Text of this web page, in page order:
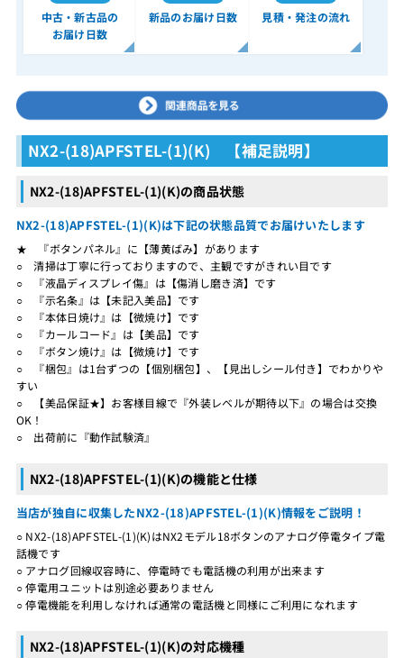
中古・新古品の
お届け日数
新品のお届け日数 見積・発注の流れ
NX2-(18)APFSTEL-(1)(K) 【補足説明】
NX2-(18)APFSTEL-(1)(K)の商品状態
NX2-(18)APFSTEL-(1)(K)は下記の状態品質でお届けいたします
★ 『ボタンパネル』に【薄黄ばみ】があります
○ 清掃は丁寧に行っておりますので、主観ですがきれい目です
○ 『液晶ディスプレイ傷』は【傷消し磨き済】です
○ 『示名条』は【未記入美品】です
○ 『本体日焼け』は【微焼け】です
○ 『カールコード』は【美品】です
○ 『ボタン焼け』は【微焼け】です
○ 『梱包』は1台ずつの【個別梱包】、【見出しシール付き】でわかりや
すい
○ 【美品保証★】お客様目線で『外装レベルが期待以下』の場合は交換
OK！
○ 出荷前に『動作試験済』
NX2-(18)APFSTEL-(1)(K)の機能と仕様
当店が独自に収集したNX2-(18)APFSTEL-(1)(K)情報をご説明！
○ NX2-(18)APFSTEL-(1)(K)はNX2モデル18ボタンのアナログ停電タイプ電
話機です
○ アナログ回線収容時に、停電時でも電話機の利用が出来ます
○ 停電用ユニットは別途必要ありません
○ 停電機能を利用しなければ通常の電話機と同様にご利用になれます
NX2-(18)APFSTEL-(1)(K)の対応機種